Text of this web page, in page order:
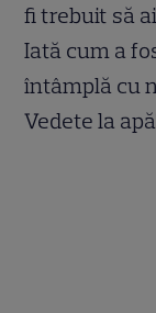
fi trebuit să
Iată cum a
întâmplă cu
Vedete la